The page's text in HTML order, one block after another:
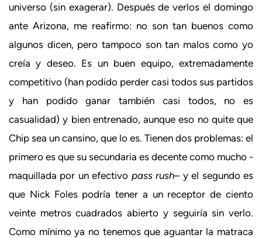
universo (sin exagerar). Después de verlos el domingo
ante Arizona, me reafirmo: no son tan buenos como
algunos dicen, pero tampoco son tan malos como yo
creía y deseo. Es un buen equipo, extremadamente
competitivo (han podido perder casi todos sus partidos
y han podido ganar también casi todos, no es
casualidad) y bien entrenado, aunque eso no quite que
Chip sea un cansino, que lo es. Tienen dos problemas: el
primero es que su secundaria es decente como mucho -
maquillada por un efectivo pass rush– y el segundo es
que Nick Foles podría tener a un receptor de ciento
veinte metros cuadrados abierto y seguiría sin verlo.
Como mínimo ya no tenemos que aguantar la matraca